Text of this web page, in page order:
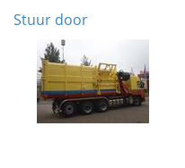
Stuur door